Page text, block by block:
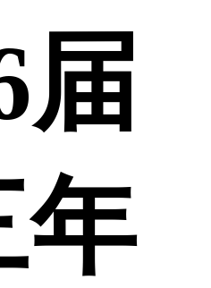
届
年